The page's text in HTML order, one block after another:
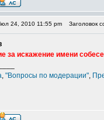
24, 2010 11:55 pm Заголовок
за искажение имени
, "Вопросы по модерации",